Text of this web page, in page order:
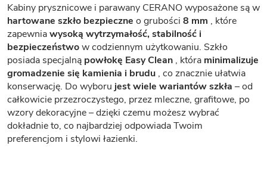
Kabiny prysznicowe i parawany CERANO wyposażone są w
hartowane szkło bezpieczne o grubości 8 mm , które
zapewniawysoką wytrzymałość, stabilność i
bezpieczeństwow codziennym użytkowaniu. Szkło
posiada specjalną powłokę Easy Clean , która minimalizuje
gromadzenie się kamienia i brudu , co znacznie ułatwia
konserwację. Do wyboru jest wiele wariantów szkła – od
całkowicie przezroczystego, przez mleczne, grafitowe, po
wzory dekoracyjne – dzięki czemu możesz wybrać
dokładnie to, co najbardziej odpowiada Twoim
preferencjom i stylowi łazienki.